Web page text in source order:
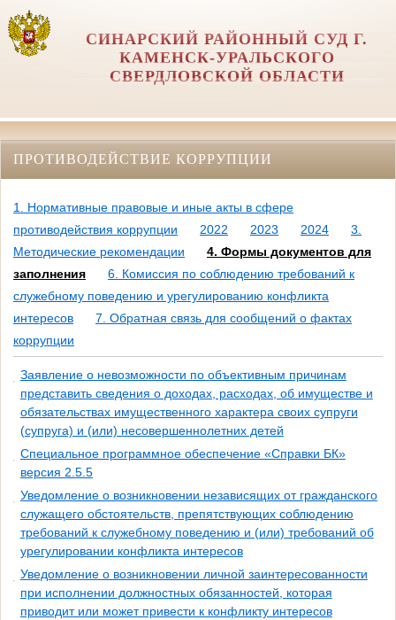
СИНАРСКИЙ РАЙОННЫЙ СУД Г.
КАМЕНСК-УРАЛЬСКОГО
СВЕРДЛОВСКОЙ ОБЛАСТИ
ПРОТИВОДЕЙСТВИЕ КОРРУПЦИИ
1. Нормативные правовые и иные акты в сфере
противодействия коррупции
2022 2023 2024
3.
Методические рекомендации
4. Формы документов для
заполнения
6. Комиссия по соблюдению требований к
служебному поведению и урегулированию конфликта
интересов
7. Обратная связь для сообщений о фактах
коррупции
Заявление о невозможности по объективным причинам
представить сведения о доходах, расходах, об имуществе и
обязательствах имущественного характера своих супруги
(супруга) и (или) несовершеннолетних детей
Специальное программное обеспечение «Справки БК»
версия 2.5.5
Уведомление о возникновении независящих от гражданского
служащего обстоятельств, препятствующих соблюдению
требований к служебному поведению и (или) требований об
урегулировании конфликта интересов
Уведомление о возникновении личной заинтересованности
при исполнении должностных обязанностей, которая
приводит или может привести к конфликту интересов